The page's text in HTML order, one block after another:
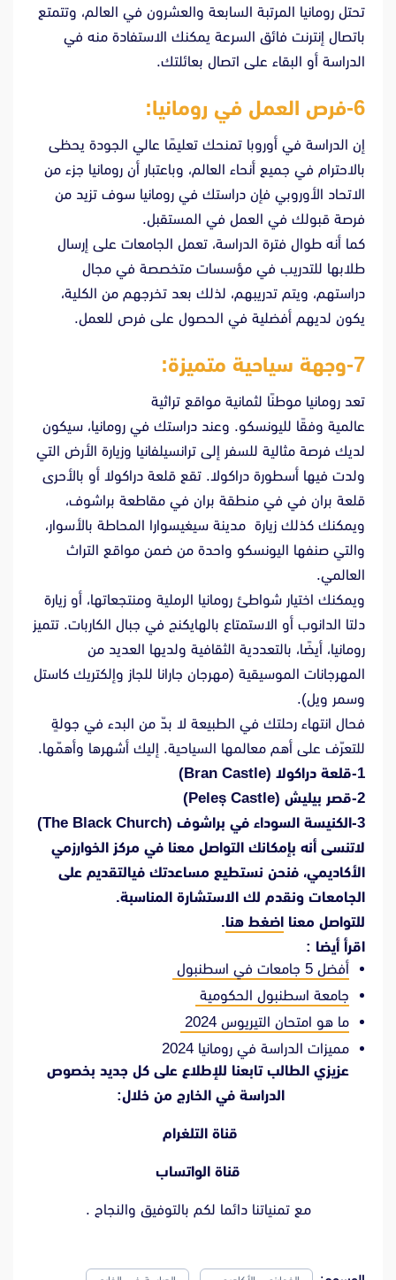
تحتل رومانيا المرتبة السابعة والعشرون في العالم، وتتمتع
باتصال إنترنت فائق السرعة يمكنك الاستفادة منه في
الدراسة أو البقاء على اتصال بعائلتك.
6-فرص العمل في رومانيا:
إن الدراسة في أوروبا تمنحك تعليمًا عالي الجودة يحظى
بالاحترام في جميع أنحاء العالم، وباعتبار أن رومانيا جزء من
الاتحاد الأوروبي فإن دراستك في رومانيا سوف تزيد من
فرصة قبولك في العمل في المستقبل.
كما أنه طوال فترة الدراسة، تعمل الجامعات على إرسال
طلابها للتدريب في مؤسسات متخصصة في مجال
دراستهم، ويتم تدريبهم، لذلك بعد تخرجهم من الكلية،
يكون لديهم أفضلية في الحصول على فرص للعمل.
7-وجهة سياحية متميزة:
تعد رومانيا موطنًا لثمانية مواقع تراثية
عالمية وفقًا لليونسكو. وعند دراستك في رومانيا، سيكون
لديك فرصة مثالية للسفر إلى ترانسيلفانيا وزيارة الأرض التي
ولدت فيها أسطورة دراكولا. تقع قلعة دراكولا أو بالأحرى
قلعة بران في في منطقة بران في مقاطعة براشوف،
ويمكنك كذلك زيارة مدينة سيغيسوارا المحاطة بالأسوار،
والتي صنفها اليونسكو واحدة من ضمن مواقع التراث
العالمي.
ويمكنك اختيار شواطئ رومانيا الرملية ومنتجعاتها، أو زيارة
دلتا الدانوب أو الاستمتاع بالهايكنج في جبال الكاربات. تتميز
رومانيا، أيضًا، بالتعددية الثقافية ولديها العديد من
المهرجانات الموسيقية (مهرجان جارانا للجاز وإلكتريك كاستل
وسمر ويل).
فحال انتهاء رحلتك في الطبيعة لا بدّ من البدء في جولةٍ
للتعرّف على أهم معالمها السياحية. إليك أشهرها وأهمّها.
1-قلعة دراكولا (Bran Castle)
2-قصر بيليش (Peleș Castle)
3-الكنيسة السوداء في براشوف (The Black Church)
لاتنسى أنه بإمكانك التواصل معنا في مركز الخوارزمي
الأكاديمي، فنحن نستطيع مساعدتك فيالتقديم على
الجامعات ونقدم لك الاستشارة المناسبة.
للتواصل معنا اضغط هنا.
اقرأ أيضا :
أفضل 5 جامعات في اسطنبول
جامعة اسطنبول الحكومية
ما هو امتحان التيريوس 2024
مميزات الدراسة في رومانيا 2024
عزيزي الطالب تابعنا للإطلاع على كل جديد بخصوص
الدراسة في الخارج من خلال:
قناة التلغرام
قناة الواتساب
مع تمنياتنا دائما لكم بالتوفيق والنجاح .